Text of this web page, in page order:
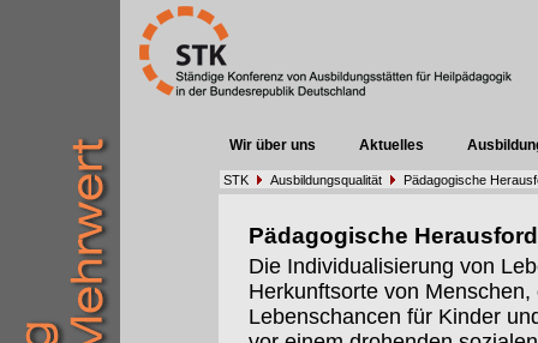
Wir über uns Aktuelles
STK Ausbildungsqualität Pädagogische
Pädagogische
Die Individualisierung von
Herkunftsorte von
Lebenschancen für Kinder